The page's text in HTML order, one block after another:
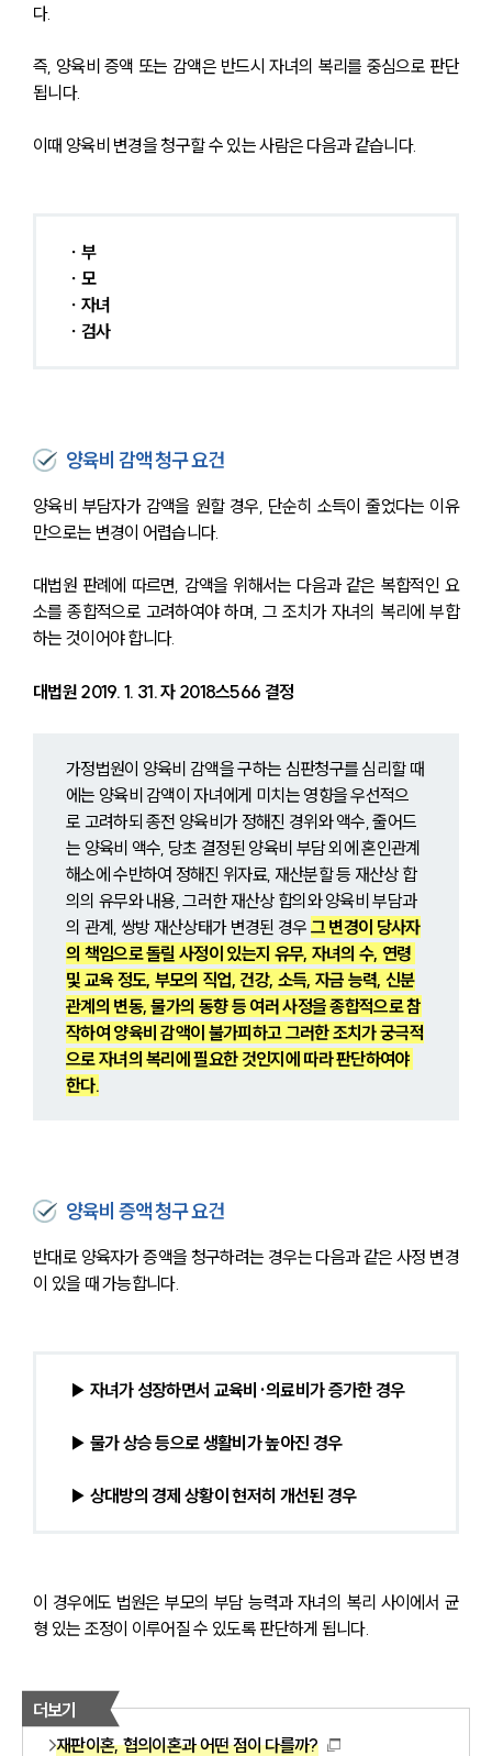
다.
즉, 양육비 증액 또는 감액은 반드시 자녀의 복리를 중심으로 판단
됩니다.
이때 양육비 변경을 청구할 수 있는 사람은 다음과 같습니다.
∙ 부
∙ 모
∙ 자녀
∙ 검사
양육비 감액 청구 요건
양육비 부담자가 감액을 원할 경우, 단순히 소득이 줄었다는 이유
만으로는 변경이 어렵습니다.
대법원 판례에 따르면, 감액을 위해서는 다음과 같은 복합적인 요
소를 종합적으로 고려하여야 하며, 그 조치가 자녀의 복리에 부합
하는 것이어야 합니다.
대법원 2019. 1. 31. 자 2018스566 결정
가정법원이 양육비 감액을 구하는 심판청구를 심리할 때
에는 양육비 감액이 자녀에게 미치는 영향을 우선적으
로 고려하되 종전 양육비가 정해진 경위와 액수, 줄어드
는 양육비 액수, 당초 결정된 양육비 부담 외에 혼인관계
해소에 수반하여 정해진 위자료, 재산분할 등 재산상 합
의의 유무와 내용, 그러한 재산상 합의와 양육비 부담과
의 관계, 쌍방 재산상태가 변경된 경우 그 변경이 당사자
의 책임으로 돌릴 사정이 있는지 유무, 자녀의 수, 연령
및 교육 정도, 부모의 직업, 건강, 소득, 자금 능력, 신분
관계의 변동, 물가의 동향 등 여러 사정을 종합적으로 참
작하여 양육비 감액이 불가피하고 그러한 조치가 궁극적
으로 자녀의 복리에 필요한 것인지에 따라 판단하여야
한다.
양육비 증액 청구 요건
반대로 양육자가 증액을 청구하려는 경우는 다음과 같은 사정 변경
이 있을 때 가능합니다.
▶ 자녀가 성장하면서 교육비·의료비가 증가한 경우
▶ 물가 상승 등으로 생활비가 높아진 경우
▶ 상대방의 경제 상황이 현저히 개선된 경우
이 경우에도 법원은 부모의 부담 능력과 자녀의 복리 사이에서 균
형 있는 조정이 이루어질 수 있도록 판단하게 됩니다.
더보기
재판이혼, 협의이혼과 어떤 점이 다를까?